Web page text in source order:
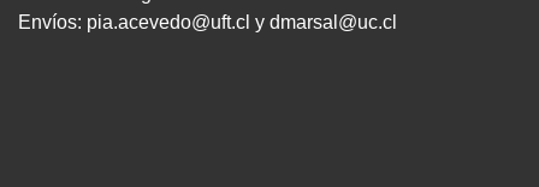
Envíos: pia.acevedo@uft.cl y dmarsal@uc.cl